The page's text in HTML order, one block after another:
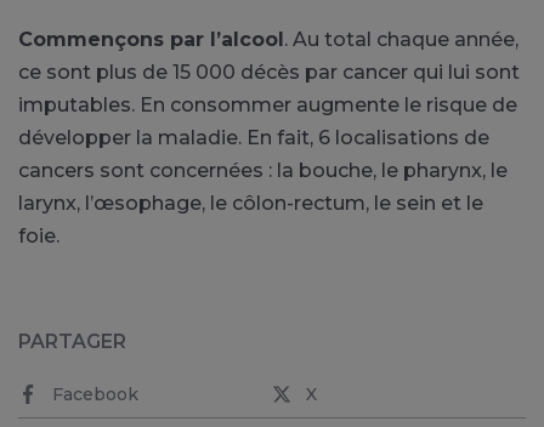
Commençons par l’alcool. Au total chaque année,
ce sont plus de 15 000 décès par cancer qui lui sont
imputables. En consommer augmente le risque de
développer la maladie. En fait, 6 localisations de
cancers sont concernées : la bouche, le pharynx, le
larynx, l’œsophage, le côlon-rectum, le sein et le
foie.
PARTAGER
Facebook X